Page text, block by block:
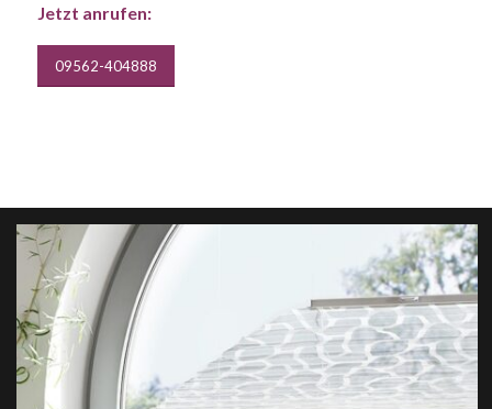
Jetzt anrufen:
09562-404888